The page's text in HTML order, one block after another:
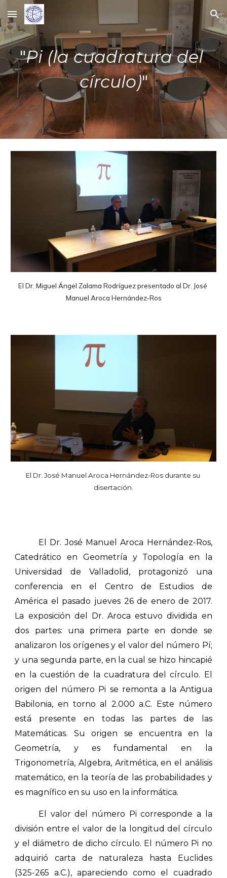
Skip to main content Skip to navigation
"Pi (la cuadratura del
círculo)"
El Dr. Miguel Ángel Zalama Rodríguez presentado al Dr. José
Manuel Aroca Hernández-Ros
El Dr. José Manuel Aroca Hernández-Ros durante su
disertación.
El Dr. José Manuel Aroca Hernández-Ros,
Catedrático en Geometría y Topología en la
Universidad de Valladolid, protagonizó una
conferencia en el Centro de Estudios de
América el pasado jueves 26 de enero de 2017.
La exposición del Dr. Aroca estuvo dividida en
dos partes: una primera parte en donde se
analizaron los orígenes y el valor del número Pí;
y una segunda parte, en la cual se hizo hincapié
en la cuestión de la cuadratura del círculo. El
origen del número Pi se remonta a la Antigua
Babilonia, en torno al 2.000 a.C. Este número
está presente en todas las partes de las
Matemáticas. Su origen se encuentra en la
Geometría, y es fundamental en la
Trigonometría, Algebra, Aritmética, en el análisis
matemático, en la teoría de las probabilidades y
es magnífico en su uso en la informática.
El valor del número Pi corresponde a la
división entre el valor de la longitud del círculo
y el diámetro de dicho círculo. El número Pi no
adquirió carta de naturaleza hasta Euclides
(325-265 a.C.), apareciendo como el cuadrado